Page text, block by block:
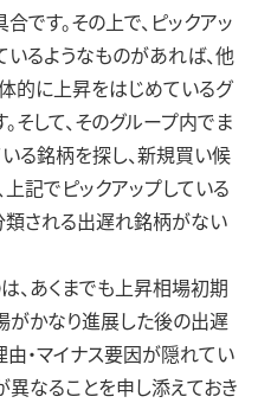
です。その上で、ピックアッ
るようなものがあれば、他
的に上昇をはじめているグ
そして、そのグループ内でま
る銘柄を探し、新規買い候
上記でピックアップしている
類される出遅れ銘柄がない
は、あくまでも上昇相場初期
がかなり進展した後の出遅
・マイナス要因が隠れてい
なることを申し添えておき